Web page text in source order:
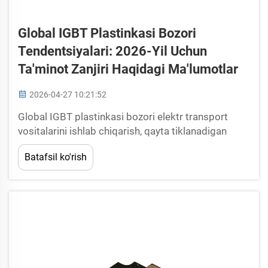
Global IGBT Plastinkasi Bozori
Tendentsiyalari: 2026-Yil Uchun
Ta'minot Zanjiri Haqidagi Ma'lumotlar
2026-04-27 10:21:52
Global IGBT plastinkasi bozori elektr transport
vositalarini ishlab chiqarish, qayta tiklanadigan
energiya ob'ektlari va sanoat avtomatlashtirish
tizimlaridan keluvchi so'rovdan kelib chiqqan holda
2026-yilga yaqinlashganimiz bilan beqiyos
Batafsil ko'rish